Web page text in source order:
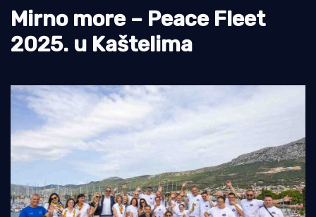
Pomorstvo
Ribolov
Tradicija i kultura
Mirno more – Peace Fleet
2025. u Kaštelima